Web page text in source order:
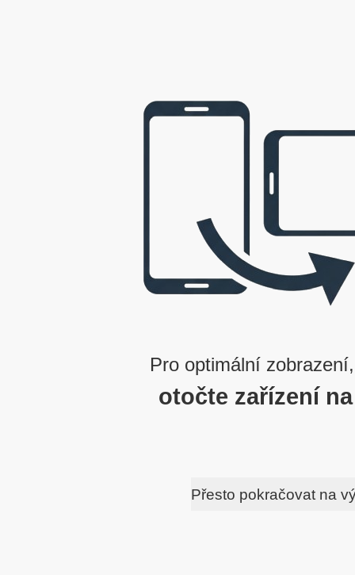
Pro optimální
otočte zařízení
Přesto pokračovat na